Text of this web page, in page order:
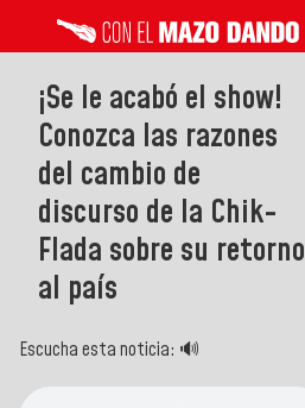
¡Se le acabó el show!
Conozca las razones
del cambio de
discurso de la Chik-
Flada sobre su retorno
al país
Escucha esta noticia: 🔊